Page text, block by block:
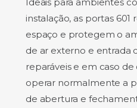
instalação, as portas
espaço e protegem o
de ar externo e entrada
reparáveis e em caso
operar normalmente a
de abertura e